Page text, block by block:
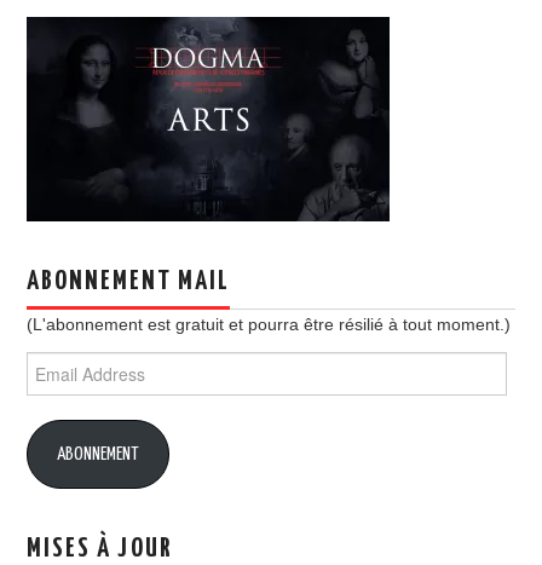
ABONNEMENT MAIL
(L'abonnement est gratuit et pourra être résilié à tout moment.)
Address
ABONNEMENT
MISES À JOUR